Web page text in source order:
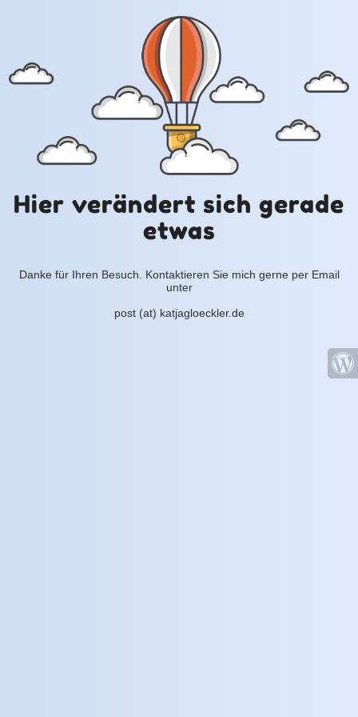
Hier verändert sich gerade
etwas
Danke für Ihren Besuch. Kontaktieren Sie mich gerne per Email
unter
post (at) katjagloeckler.de